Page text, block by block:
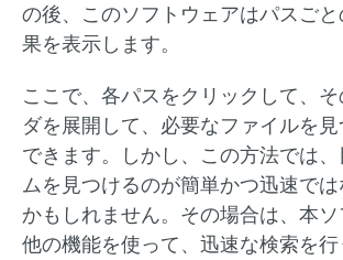
の後、このソフトウェアはパスご
果を表示します。
ここで、各パスをクリックして、
ダを展開して、必要なファイルを
できます。しかし、この方法では
ムを見つけるのが簡単かつ迅速で
かもしれません。その場合は、本
他の機能を使って、迅速な検索を